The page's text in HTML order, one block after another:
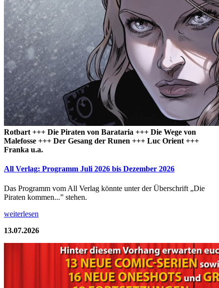
Rotbart +++ Die Piraten von Barataria +++ Die Wege von
Malefosse +++ Der Gesang der Runen +++ Luc Orient +++
Franka u.a.
All Verlag: Programm Juli 2026 bis Dezember 2026
Das Programm vom All Verlag könnte unter der Überschrift „Die
Piraten kommen...” stehen.
weiterlesen
13.07.2026